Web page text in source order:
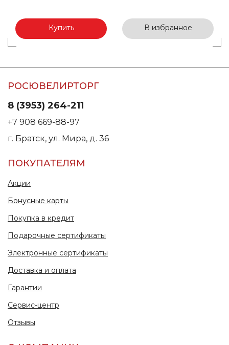
Купить В избранное
РОСЮВЕЛИРТОРГ
8 (3953) 264-211
+7 908 669-88-97
г. Братск, ул. Мира, д. 36
ПОКУПАТЕЛЯМ
Акции
Бонусные карты
Покупка в кредит
Подарочные сертификаты
Электронные сертификаты
Доставка и оплата
Гарантии
Сервис-центр
Отзывы